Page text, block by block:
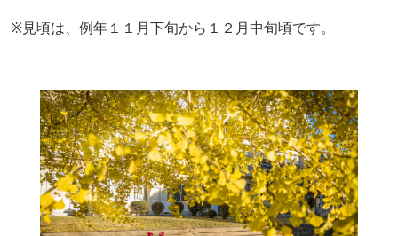
※見頃は、例年１１月下旬から１２月中旬頃です。